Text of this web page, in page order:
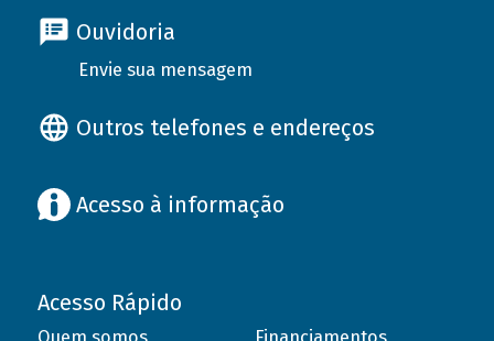
Ouvidoria
Envie sua mensagem
Outros telefones e endereços
Acesso à informação
Acesso Rápido